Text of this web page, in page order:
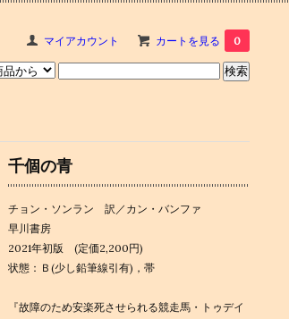
マイアカウント カートを見る 0
千個の青
チョン・ソンラン 訳／カン・バンファ
早川書房
2021年初版 (定価2,200円)
状態：Ｂ(少し鉛筆線引有)，帯
『故障のため安楽死させられる競走馬・トゥデイ